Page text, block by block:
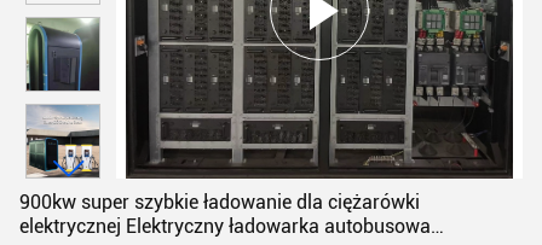
900kw super szybkie ładowanie dla ciężarówki
elektrycznej Elektryczny ładowarka autobusowa